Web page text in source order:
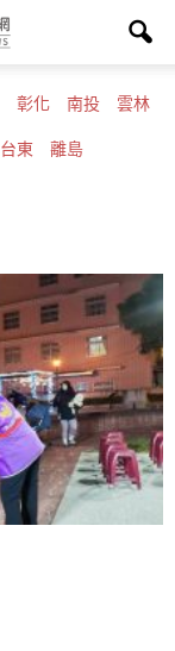
彰化 南投 雲林
台東 離島